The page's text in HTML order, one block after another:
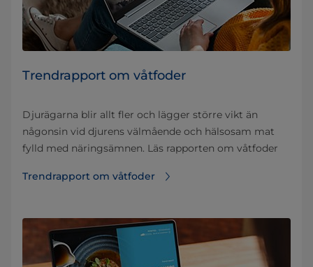
Trendrapport om våtfoder
Djurägarna blir allt fler och lägger större vikt än
någonsin vid djurens välmående och hälsosam mat
fylld med näringsämnen. Läs rapporten om våtfoder
Trendrapport om våtfoder